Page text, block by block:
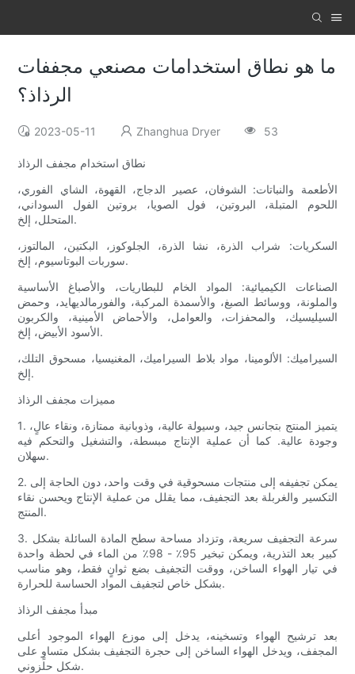
ما هو نطاق استخدامات مصنعي مجففات
الرذاذ؟
2023-05-11 Zhanghua Dryer 53
نطاق استخدام مجفف الرذاذ
الأطعمة والنباتات: الشوفان، عصير الدجاج، القهوة، الشاي الفوري،
اللحوم المتبلة، البروتين، فول الصويا، بروتين الفول السوداني،
المتحلل، إلخ.
السكريات: شراب الذرة، نشا الذرة، الجلوكوز، البكتين، المالتوز،
سوربات البوتاسيوم، إلخ.
الصناعات الكيميائية: المواد الخام للبطاريات، والأصباغ الأساسية
والملونة، ووسائط الصبغ، والأسمدة المركبة، والفورمالديهايد، وحمض
السيليسيك، والمحفزات، والعوامل، والأحماض الأمينية، والكربون
الأسود الأبيض، إلخ.
السيراميك: الألومينا، مواد بلاط السيراميك، المغنيسيا، مسحوق التلك،
إلخ.
مميزات مجفف الرذاذ
1. يتميز المنتج بتجانس جيد، وسيولة عالية، وذوبانية ممتازة، ونقاء عالٍ،
وجودة عالية. كما أن عملية الإنتاج مبسطة، والتشغيل والتحكم فيه
سهلان.
2. يمكن تجفيفه إلى منتجات مسحوقية في وقت واحد، دون الحاجة إلى
التكسير والغربلة بعد التجفيف، مما يقلل من عملية الإنتاج ويحسن نقاء
المنتج.
3. سرعة التجفيف سريعة، وتزداد مساحة سطح المادة السائلة بشكل
كبير بعد التذرية، ويمكن تبخير 95٪ - 98٪ من الماء في لحظة واحدة
في تيار الهواء الساخن، ووقت التجفيف بضع ثوانٍ فقط، وهو مناسب
بشكل خاص لتجفيف المواد الحساسة للحرارة.
مبدأ مجفف الرذاذ
بعد ترشيح الهواء وتسخينه، يدخل إلى موزع الهواء الموجود أعلى
المجفف، ويدخل الهواء الساخن إلى حجرة التجفيف بشكل متساوٍ على
شكل حلزوني.